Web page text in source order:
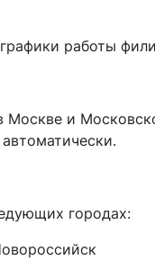
работы
Москве и
городах: